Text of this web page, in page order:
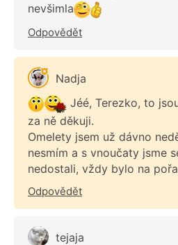
nevšimla
Odpovědět
Nadja
Jéé, Terezko, to
za ně děkuji.
Omelety jsem už dávno
nesmím a s vnoučaty jsme
nedostali, vždy bylo na
Odpovědět
tejaja